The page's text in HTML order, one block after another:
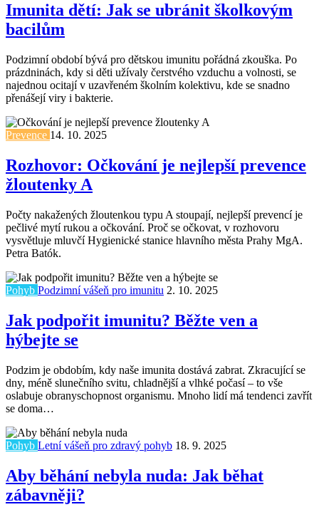
Imunita dětí: Jak se ubránit školkovým
bacilům
Podzimní období bývá pro dětskou imunitu pořádná zkouška. Po
prázdninách, kdy si děti užívaly čerstvého vzduchu a volnosti, se
najednou ocitají v uzavřeném školním kolektivu, kde se snadno
přenášejí viry i bakterie.
Prevence 14. 10. 2025
Rozhovor: Očkování je nejlepší prevence
žloutenky A
Počty nakažených žloutenkou typu A stoupají, nejlepší prevencí je
pečlivé mytí rukou a očkování. Proč se očkovat, v rozhovoru
vysvětluje mluvčí Hygienické stanice hlavního města Prahy MgA.
Petra Batók.
Pohyb Podzimní vášeň pro imunitu 2. 10. 2025
Jak podpořit imunitu? Běžte ven a
hýbejte se
Podzim je obdobím, kdy naše imunita dostává zabrat. Zkracující se
dny, méně slunečního svitu, chladnější a vlhké počasí – to vše
oslabuje obranyschopnost organismu. Mnoho lidí má tendenci zavřít
se doma…
Pohyb Letní vášeň pro zdravý pohyb 18. 9. 2025
Aby běhání nebyla nuda: Jak běhat
zábavněji?